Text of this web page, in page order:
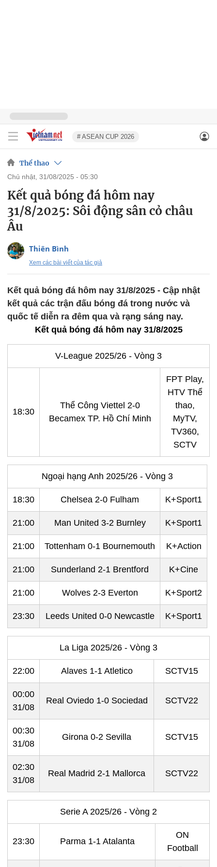
# ASEAN CUP 2026
Thể thao
chủ nhật, 31/08/2025 - 05:30
Kết quả bóng đá hôm nay
31/8/2025: Sôi động sân cỏ châu
Âu
Thiên Bình
Xem các bài viết của tác giả
Kết quả bóng đá hôm nay 31/8/2025 - Cập nhật
kết quả các trận đấu bóng đá trong nước và
quốc tế diễn ra đêm qua và rạng sáng nay.
Kết quả bóng đá hôm nay 31/8/2025
V-League 2025/26 - Vòng 3
18:30
Thể Công Viettel 2-0
Becamex TP. Hồ Chí Minh
FPT Play,
HTV Thể
thao,
MyTV,
TV360,
SCTV
Ngoại hạng Anh 2025/26 - Vòng 3
18:30 Chelsea 2-0 Fulham K+Sport1
21:00 Man United 3-2 Burnley K+Sport1
21:00 Tottenham 0-1 Bournemouth K+Action
21:00 Sunderland 2-1 Brentford K+Cine
21:00 Wolves 2-3 Everton K+Sport2
23:30 Leeds United 0-0 Newcastle K+Sport1
La Liga 2025/26 - Vòng 3
22:00 Alaves 1-1 Atletico SCTV15
00:00
31/08
Real Oviedo 1-0 Sociedad SCTV22
00:30
31/08
Girona 0-2 Sevilla SCTV15
02:30
31/08
Real Madrid 2-1 Mallorca SCTV22
Serie A 2025/26 - Vòng 2
23:30 Parma 1-1 Atalanta
ON
Football